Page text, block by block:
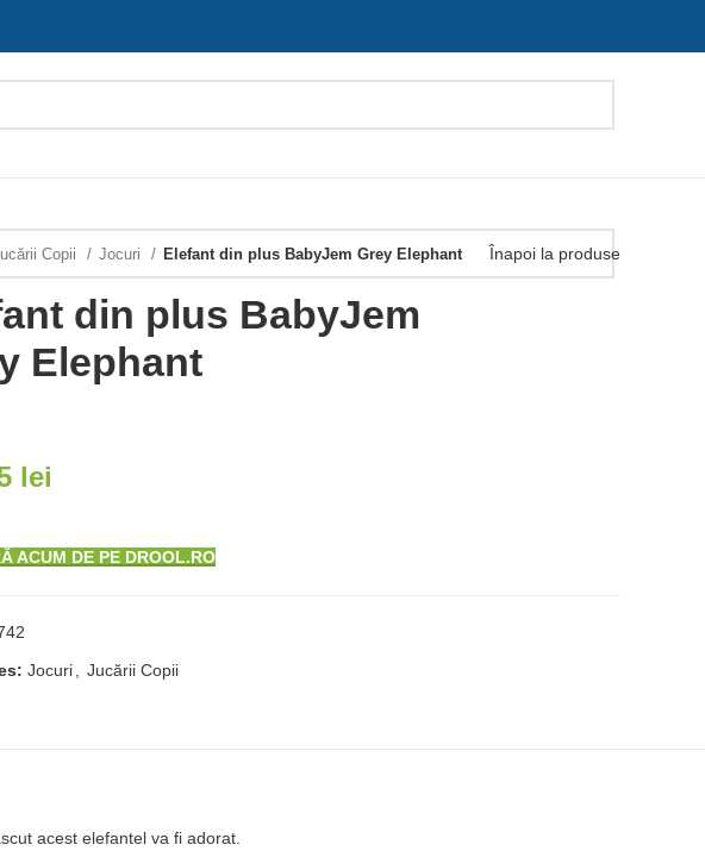
Copii Jocuri Elefant din plus BabyJem Grey Elephant Înapoi la produse
din plus BabyJem
Elephant
lei
ACUM DE PE DROOL.RO
Jocuri Jucării Copii
acest elefantel va fi adorat.